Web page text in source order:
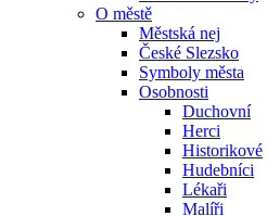
O městě
Městská nej
České Slezsko
Symboly města
Osobnosti
Duchovní
Herci
Historikové
Hudebníci
Lékaři
Malíři